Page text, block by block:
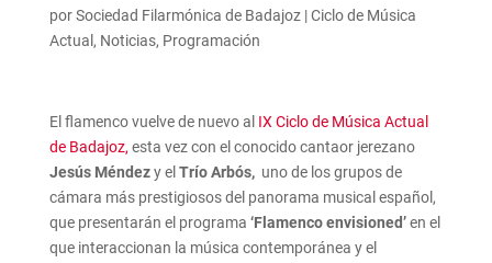
porSociedad Filarmónica de Badajoz|Ciclo de Música
Actual , Noticias, Programación
El flamenco vuelve de nuevo al IX Ciclo de Música Actual
de Badajoz, esta vez con el conocido cantaor jerezano
Jesús Méndezy el Trío Arbós,uno de los grupos de
cámara más prestigiosos del panorama musical español,
que presentarán el programa ‘Flamenco envisioned’en el
que interaccionan la música contemporánea y el